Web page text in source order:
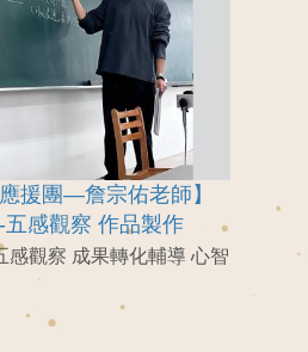
援團—詹宗佑老師】
感觀察 作品製作
感觀察 成果轉化輔導 心智